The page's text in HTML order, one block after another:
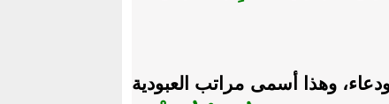
وهذا أسمى مراتب العبودية